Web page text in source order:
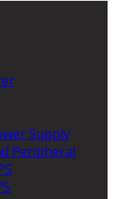
Supply
Peripheral